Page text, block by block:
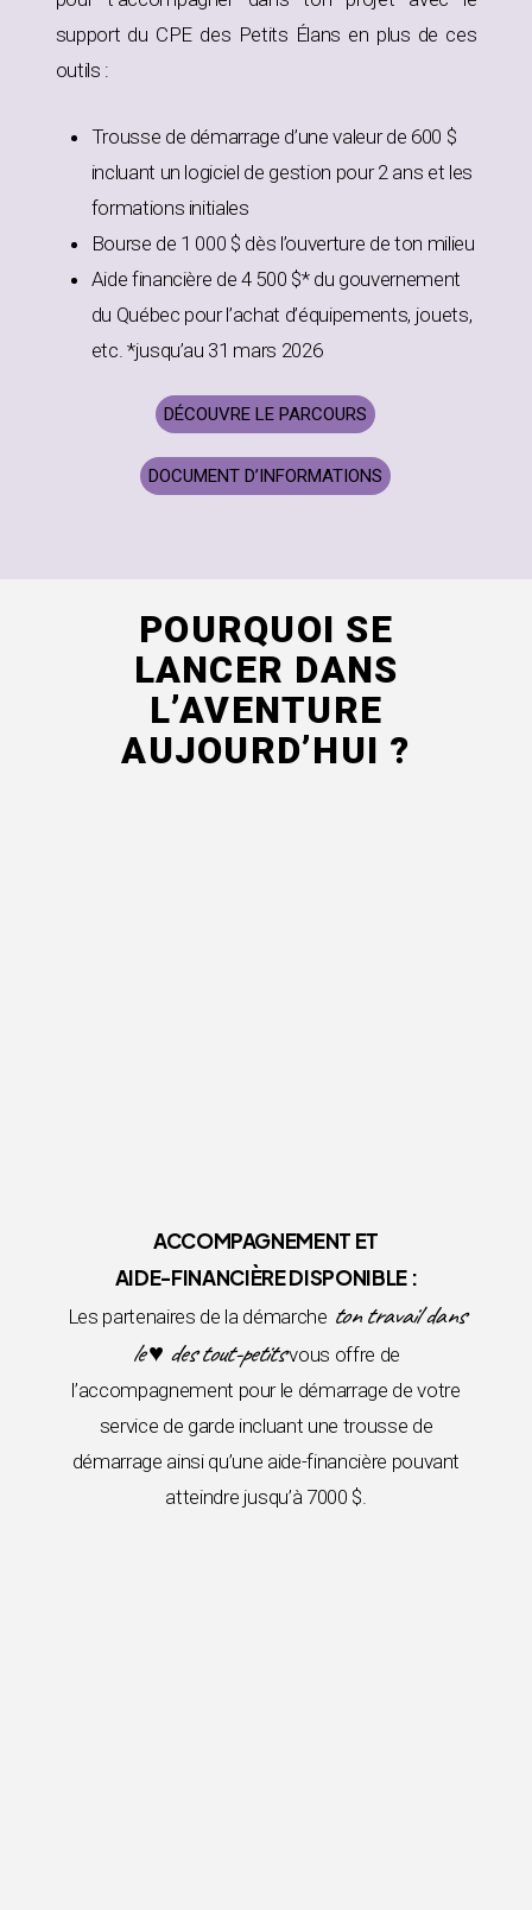
support du CPE des Petits Élans en plus de ces
outils :
Trousse de démarrage d’une valeur de 600 $
incluant un logiciel de gestion pour 2 ans et les
formations initiales
Bourse de 1 000 $ dès l’ouverture de ton milieu
Aide financière de 4 500 $* du gouvernement
du Québec pour l’achat d’équipements, jouets,
etc. *jusqu’au 31 mars 2026
DÉCOUVRE LE PARCOURS
DOCUMENT D’INFORMATIONS
POURQUOI SE
LANCER DANS
L’AVENTURE
AUJOURD’HUI ?
ACCOMPAGNEMENT ET
AIDE-FINANCIÈRE DISPONIBLE :
Les partenaires de la démarche ton travail dans
le ♥ des tout-petitsvous offre de
l’accompagnement pour le démarrage de votre
service de garde incluant une trousse de
démarrage ainsi qu’une aide-financière pouvant
atteindre jusqu’à 7000 $.